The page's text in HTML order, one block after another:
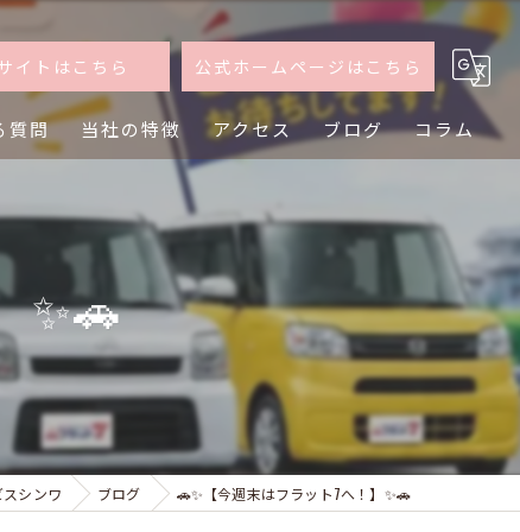
イトはこちら 公式ホームページはこちら
質問 当社の特徴
軽自動車
普通車
買取
査定
乗り換え
アクセス ブログ コラム
✨🚗
シンワ ブログ 🚗✨【今週末はフラット7へ！】✨🚗